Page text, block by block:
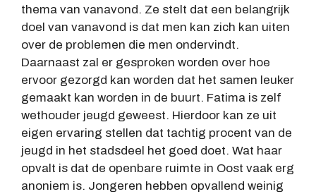
thema van vanavond. Ze stelt dat een belangrijk
doel van vanavond is dat men kan zich kan uiten
over de problemen die men ondervindt.
Daarnaast zal er gesproken worden over hoe
ervoor gezorgd kan worden dat het samen leuker
gemaakt kan worden in de buurt. Fatima is zelf
wethouder jeugd geweest. Hierdoor kan ze uit
eigen ervaring stellen dat tachtig procent van de
jeugd in het stadsdeel het goed doet. Wat haar
opvalt is dat de openbare ruimte in Oost vaak erg
anoniem is. Jongeren hebben opvallend weinig